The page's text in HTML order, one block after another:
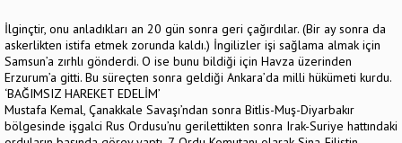
İlginçtir, onu anladıkları an 20 gün sonra geri çağırdılar. (Bir ay sonra da
askerlikten istifa etmek zorunda kaldı.) İngilizler işi sağlama almak için
Samsun’a zırhlı gönderdi. O ise bunu bildiği için Havza üzerinden
Erzurum’a gitti. Bu süreçten sonra geldiği Ankara’da milli hükümeti kurdu.
‘BAĞIMSIZ HAREKET EDELİM’
Mustafa Kemal, Çanakkale Savaşı’ndan sonra Bitlis-Muş-Diyarbakır
bölgesinde işgalci Rus Ordusu’nu gerilettikten sonra Irak-Suriye hattındaki